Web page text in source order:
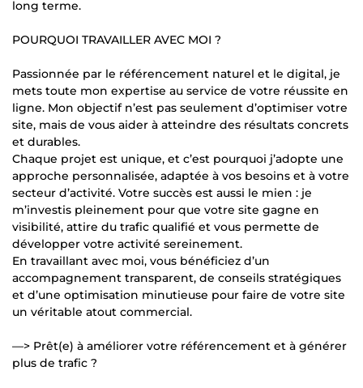
long terme.
POURQUOI TRAVAILLER AVEC MOI ?
Passionnée par le référencement naturel et le digital, je
mets toute mon expertise au service de votre réussite en
ligne. Mon objectif n’est pas seulement d’optimiser votre
site, mais de vous aider à atteindre des résultats concrets
et durables.
Chaque projet est unique, et c’est pourquoi j’adopte une
approche personnalisée, adaptée à vos besoins et à votre
secteur d’activité. Votre succès est aussi le mien : je
m’investis pleinement pour que votre site gagne en
visibilité, attire du trafic qualifié et vous permette de
développer votre activité sereinement.
En travaillant avec moi, vous bénéficiez d’un
accompagnement transparent, de conseils stratégiques
et d’une optimisation minutieuse pour faire de votre site
un véritable atout commercial.
—> Prêt(e) à améliorer votre référencement et à générer
plus de trafic ?